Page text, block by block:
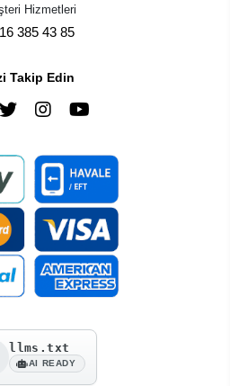
Hizmetleri
385 43 85
Takip Edin
llms.txt
AI READY